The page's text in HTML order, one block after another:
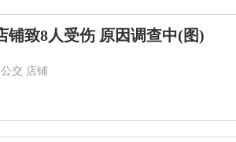
铺致8人受伤 原因调查中(图)
公交 店铺